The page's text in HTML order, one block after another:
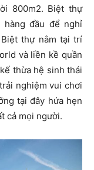
800m2. Biệt thự
hàng đầu để nghỉ
thự nằm tại trí
và liền kề quần
thừa hệ sinh thái
nghiệm vui chơi
tại đây hứa hẹn
cả mọi người.